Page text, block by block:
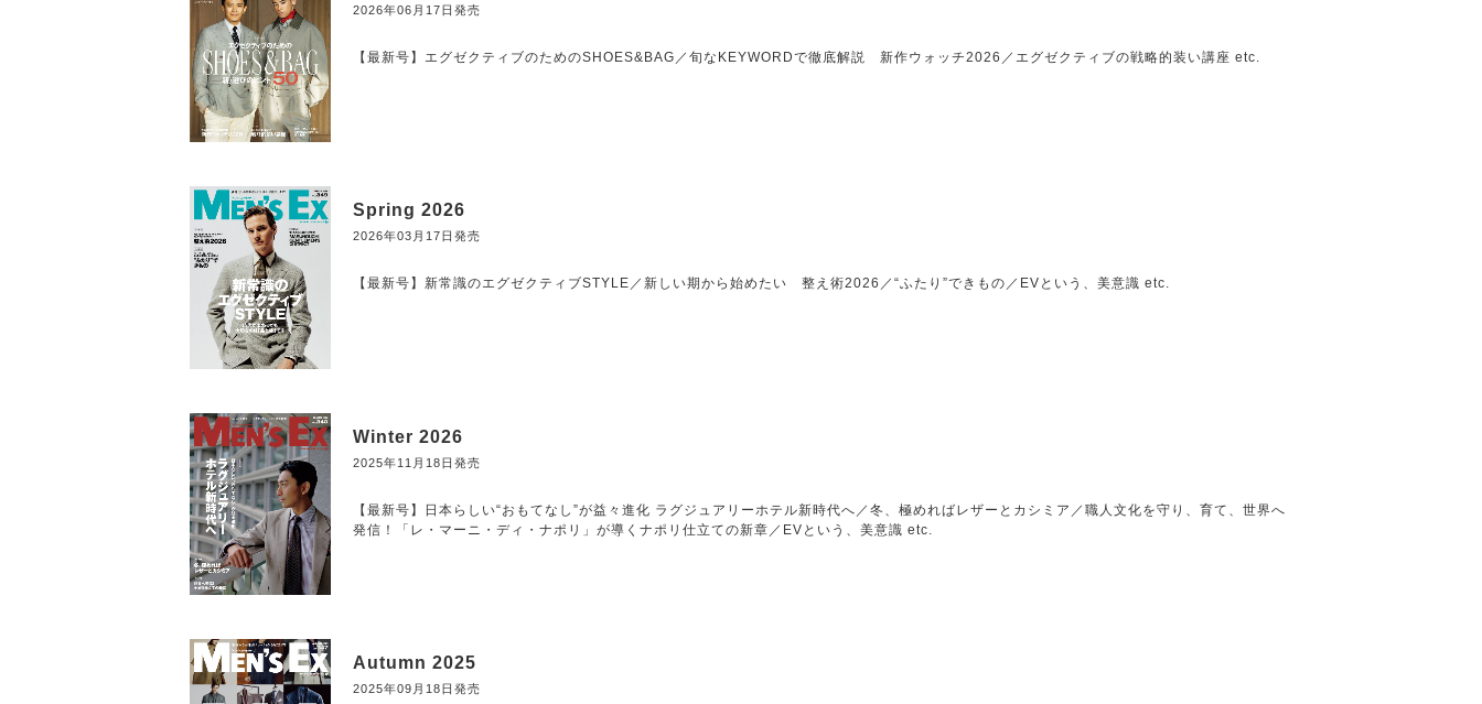
2026年06月17日発売
【最新号】エグゼクティブのためのSHOES&BAG／旬なKEYWORDで徹底解説 新作ウォッチ2026／エグゼクティブの戦略的装い講座 etc.
Spring 2026
2026年03月17日発売
【最新号】新常識のエグゼクティブSTYLE／新しい期から始めたい 整え術2026／“ふたり”できもの／EVという、美意識 etc.
Winter 2026
2025年11月18日発売
【最新号】日本らしい“おもてなし”が益々進化 ラグジュアリーホテル新時代へ／冬、極めればレザーとカシミア／職人文化を守り、育て、世界へ
発信！「レ・マーニ・ディ・ナポリ」が導くナポリ仕立ての新章／EVという、美意識 etc.
Autumn 2025
2025年09月18日発売